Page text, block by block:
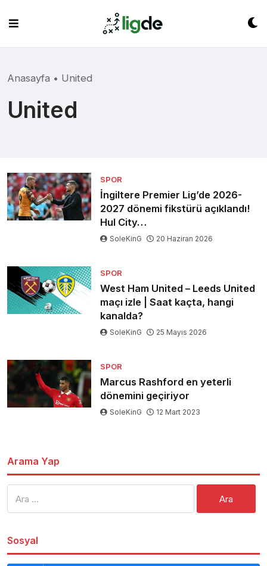
content
Anasayfa • United
United
SPOR
İngiltere Premier Lig’de 2026-
2027 dönemi fikstürü açıklandı!
Hul City…
SoleKinG 20 Haziran 2026
SPOR
West Ham United – Leeds United
maçı izle | Saat kaçta, hangi
kanalda?
SoleKinG 25 Mayıs 2026
SPOR
Marcus Rashford en yeterli
dönemini geçiriyor
SoleKinG 12 Mart 2023
Arama Yap
Sosyal